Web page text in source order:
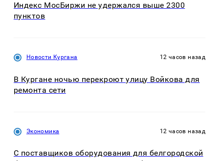
Индекс МосБиржи не удержался выше 2300
пунктов
Новости Кургана 12 часов назад
В Кургане ночью перекроют улицу Войкова для
ремонта сети
Экономика 12 часов назад
С поставщиков оборудования для белгородской